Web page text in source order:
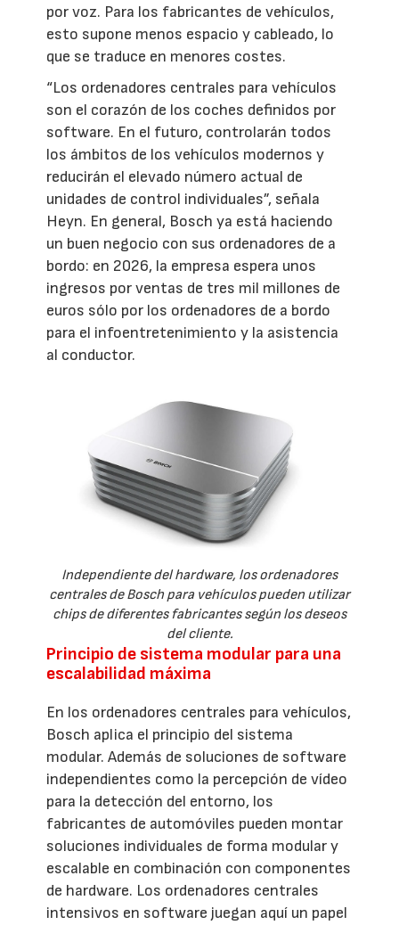
por voz. Para los fabricantes de vehículos,
esto supone menos espacio y cableado, lo
que se traduce en menores costes.
“Los ordenadores centrales para vehículos
son el corazón de los coches definidos por
software. En el futuro, controlarán todos
los ámbitos de los vehículos modernos y
reducirán el elevado número actual de
unidades de control individuales”, señala
Heyn. En general, Bosch ya está haciendo
un buen negocio con sus ordenadores de a
bordo: en 2026, la empresa espera unos
ingresos por ventas de tres mil millones de
euros sólo por los ordenadores de a bordo
para el infoentretenimiento y la asistencia
al conductor.
Independiente del hardware, los ordenadores
centrales de Bosch para vehículos pueden utilizar
chips de diferentes fabricantes según los deseos
del cliente.
Principio de sistema modular para una
escalabilidad máxima
En los ordenadores centrales para vehículos,
Bosch aplica el principio del sistema
modular. Además de soluciones de software
independientes como la percepción de vídeo
para la detección del entorno, los
fabricantes de automóviles pueden montar
soluciones individuales de forma modular y
escalable en combinación con componentes
de hardware. Los ordenadores centrales
intensivos en software juegan aquí un papel